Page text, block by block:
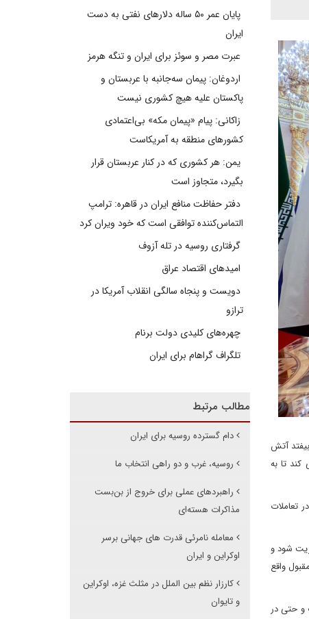
آتش
تا به
تعاملات
شود و
واقع
و حتی در
پایان عمر ۵۰ ساله دلارهای نفتی به دست
ایران
عبرت مصر و سوئز برای ایران و تنگه هرمز
اردوغان: پیمان سه‌جانبه با عربستان و
پاکستان علیه هیچ کشوری نیست
زاکانی: پیام «پیمان مکه» بی‌اعتمادی
کشورهای منطقه به آمریکاست
یمن: هر کشوری که در کنار عربستان قرار
بگیرد، متجاوز است
دفتر حفاظت منافع ایران در قاهره: ترامپ
التماس‌کننده توافقی است که خود ویران کرد
گرفتاری روسیه در تله آزوف
امیدهای اقتصاد عراق
دویست و پنجاه سالگی انقلاب آمریکا در
ترازو
چهره‌های کلیدی دولت برنام
تلگراف گراهام برای ایران
مطالب مرتبط
دام گسترده روسیه برای ایران
روسیه، غرب و دو راهی انتخاب ما
راهبردهای عملی برای خروج از بن‌بست
مذاکرات هسته‌ای
معامله نامرئی قدرت های جهانی برسر
اوکراین و ایران
کارزار نظم بین الملل در مثلث غزه، اوکراین
و تایوان